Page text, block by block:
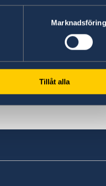
Marknadsföring
Tillåt alla
do të duhet të
e migracionit në